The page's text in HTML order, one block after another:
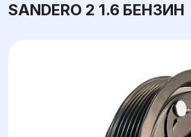
SANDERO 2 1.6 БЕНЗИН